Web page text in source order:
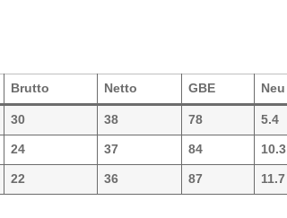
Brutto Netto GBE Neu
30 38 78 5.4
24 37 84 10.3
22 36 87 11.7